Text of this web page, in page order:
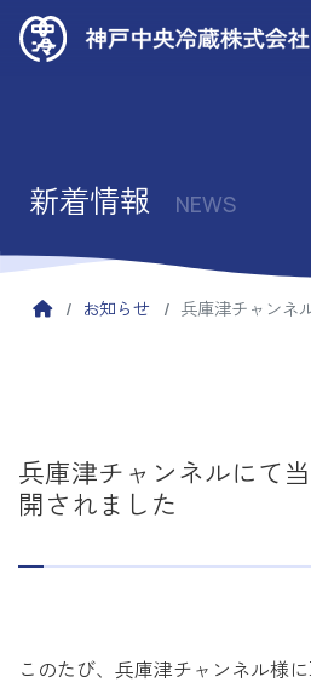
新着情報 NEWS
お知らせ
兵庫津チャンネ
兵庫津チャンネルにて
開されました
このたび、兵庫津チャンネル様